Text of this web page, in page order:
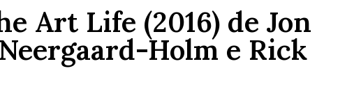
Art Life (2016) de Jon
Holm e Rick